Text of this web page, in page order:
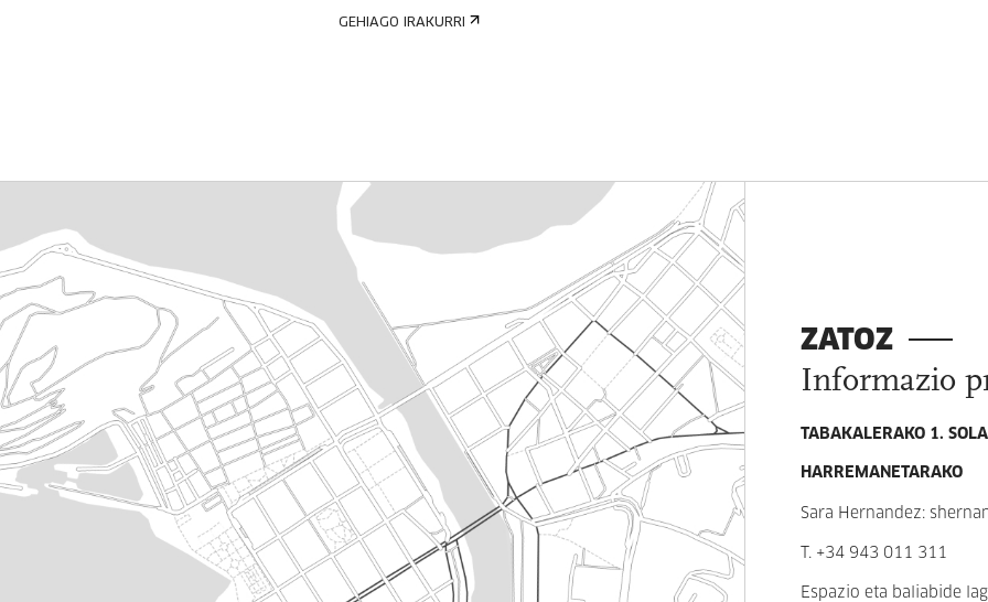
GEHIAGO IRAKURRI
ZATOZ
Informazio
TABAKALERAKO 1.
HARREMANETARAKO
Sara Hernandez:
T. +34 943 011 311
Espazio eta baliabide